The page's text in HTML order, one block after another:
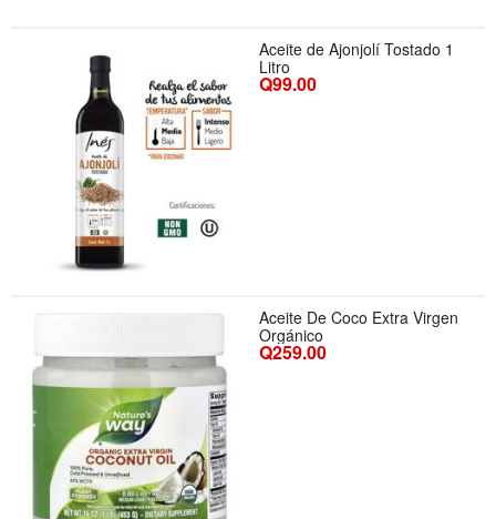
Aceite de Ajonjolí Tostado 1
Litro
Q99.00
Aceite De Coco Extra Virgen
Orgánico
Q259.00